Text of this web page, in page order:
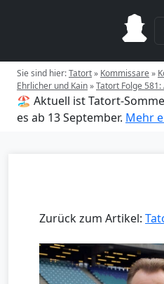
Sie sind hier:Tatort» Kommissare»
Ehrlicher und Kain»Tatort Folge 581:
🏖️ Aktuell ist Tatort-
es ab 13 September. Mehr
Zurück zum Artikel: